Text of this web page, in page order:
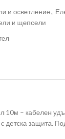
и осветление,
и щепсели
10м – кабелен
детска защита.